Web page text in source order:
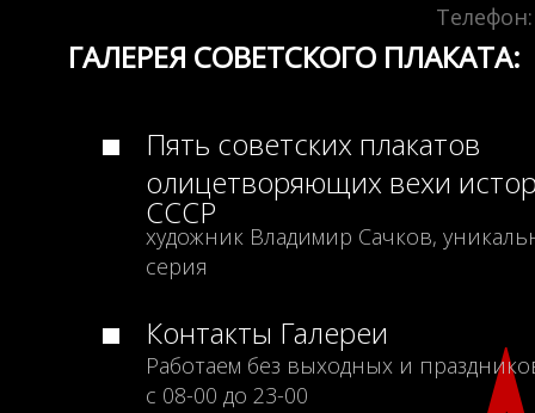
Телефон:
ГАЛЕРЕЯ СОВЕТСКОГО ПЛАКАТА:
Пять советских плакатов
олицетворяющих вехи
СССР
художник Владимир Сачков,
серия
Контакты Галереи
Работаем без выходных и
с 08-00 до 23-00